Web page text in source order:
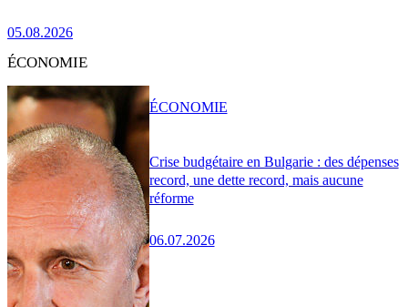
05.08.2026
ÉCONOMIE
Crise budgétaire en Bulgarie : des dépenses
record, une dette record, mais aucune
réforme
06.07.2026
ÉCONOMIE